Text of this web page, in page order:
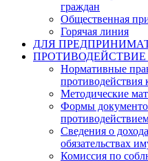
граждан
Общественная
Горячая линия
ДЛЯ
Нормативные
противодействия
Методические
Формы
Сведения о
обязательствах
Комиссия по